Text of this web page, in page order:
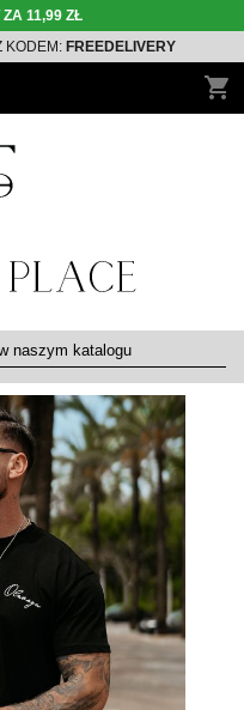
ZA 11,99 ZŁ
KODEM: FREEDELIVERY
shopping_cart